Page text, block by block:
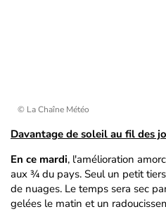
© La Chaîne Météo
Davantage de soleil au fil des
En ce mardi, l'amélioration
aux ¾ du pays. Seul un petit
de nuages. Le temps sera sec
gelées le matin et un